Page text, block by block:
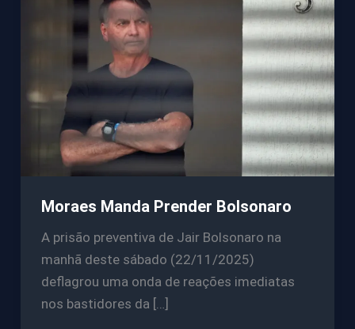
Moraes Manda Prender Bolsonaro
A prisão preventiva de Jair Bolsonaro na
manhã deste sábado (22/11/2025)
deflagrou uma onda de reações imediatas
nos bastidores da […]